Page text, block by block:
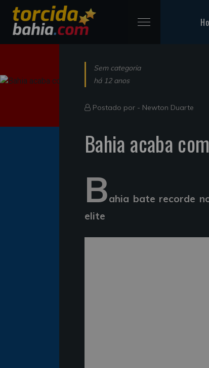
Sem categoria
há 12 anos
Postado por - Newton Duarte
Bahia acaba
Bahia bate recorde
elite